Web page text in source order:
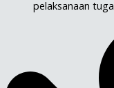
pelaksanaan